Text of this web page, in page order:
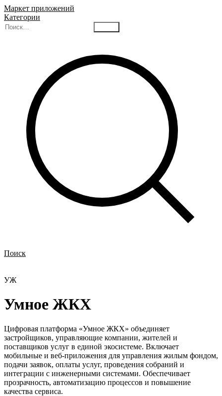
Маркет приложений
Категории
Поиск
УЖ
Умное ЖКХ
Цифровая платформа «Умное ЖКХ» объединяет
застройщиков, управляющие компании, жителей и
поставщиков услуг в единой экосистеме. Включает
мобильные и веб-приложения для управления жилым фондом,
подачи заявок, оплаты услуг, проведения собраний и
интеграции с инженерными системами. Обеспечивает
прозрачность, автоматизацию процессов и повышение
качества сервиса.